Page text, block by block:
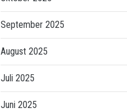
September 2025
August 2025
Juli 2025
Juni 2025